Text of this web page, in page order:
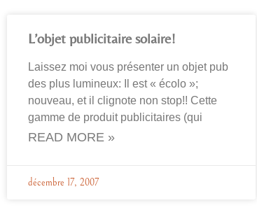
L’objet publicitaire solaire!
Laissez moi vous présenter un objet pub
des plus lumineux: Il est « écolo »;
nouveau, et il clignote non stop!! Cette
gamme de produit publicitaires (qui
READ MORE »
décembre 17, 2007